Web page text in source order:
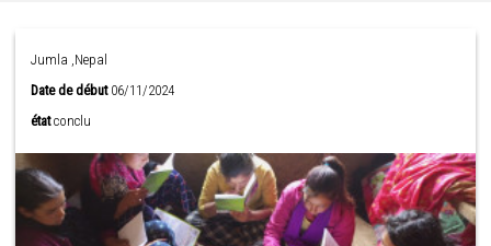
Jumla ,Nepal
Date de début06/11/2024
état conclu